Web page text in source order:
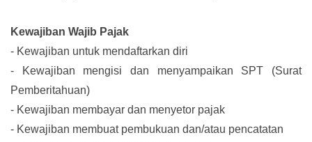
Kewajiban Wajib Pajak
- Kewajiban untuk mendaftarkan diri
-
Kewajiban mengisi dan menyampaikan SPT (Surat
Pemberitahuan)
- Kewajiban membayar dan menyetor pajak
- Kewajiban membuat pembukuan dan/atau pencatatan